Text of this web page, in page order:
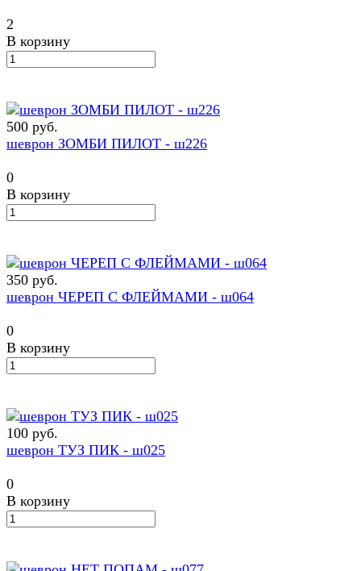
2
В корзину
500 руб.
шеврон ЗОМБИ ПИЛОТ - ш226
0
В корзину
350 руб.
шеврон ЧЕРЕП С ФЛЕЙМАМИ - ш064
0
В корзину
100 руб.
шеврон ТУЗ ПИК - ш025
0
В корзину